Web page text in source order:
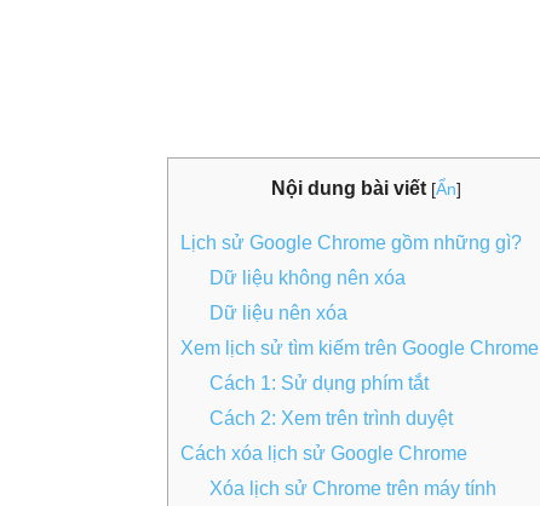
Nội dung bài viết [Ẩn]
Lịch sử Google Chrome gồm những gì?
Dữ liệu không nên xóa
Dữ liệu nên xóa
Xem lịch sử tìm kiếm trên Google Chrome
Cách 1: Sử dụng phím tắt
Cách 2: Xem trên trình duyệt
Cách xóa lịch sử Google Chrome
Xóa lịch sử Chrome trên máy tính